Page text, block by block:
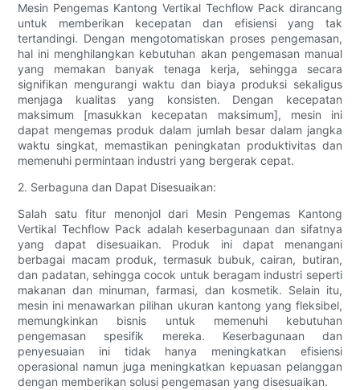
Mesin Pengemas Kantong Vertikal Techflow Pack dirancang
untuk memberikan kecepatan dan efisiensi yang tak
tertandingi. Dengan mengotomatiskan proses pengemasan,
hal ini menghilangkan kebutuhan akan pengemasan manual
yang memakan banyak tenaga kerja, sehingga secara
signifikan mengurangi waktu dan biaya produksi sekaligus
menjaga kualitas yang konsisten. Dengan kecepatan
maksimum [masukkan kecepatan maksimum], mesin ini
dapat mengemas produk dalam jumlah besar dalam jangka
waktu singkat, memastikan peningkatan produktivitas dan
memenuhi permintaan industri yang bergerak cepat.
2. Serbaguna dan Dapat Disesuaikan:
Salah satu fitur menonjol dari Mesin Pengemas Kantong
Vertikal Techflow Pack adalah keserbagunaan dan sifatnya
yang dapat disesuaikan. Produk ini dapat menangani
berbagai macam produk, termasuk bubuk, cairan, butiran,
dan padatan, sehingga cocok untuk beragam industri seperti
makanan dan minuman, farmasi, dan kosmetik. Selain itu,
mesin ini menawarkan pilihan ukuran kantong yang fleksibel,
memungkinkan bisnis untuk memenuhi kebutuhan
pengemasan spesifik mereka. Keserbagunaan dan
penyesuaian ini tidak hanya meningkatkan efisiensi
operasional namun juga meningkatkan kepuasan pelanggan
dengan memberikan solusi pengemasan yang disesuaikan.